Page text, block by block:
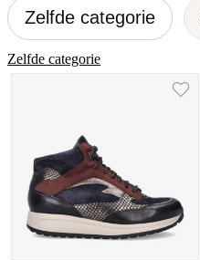
Zelfde categorie
Zelfde categorie